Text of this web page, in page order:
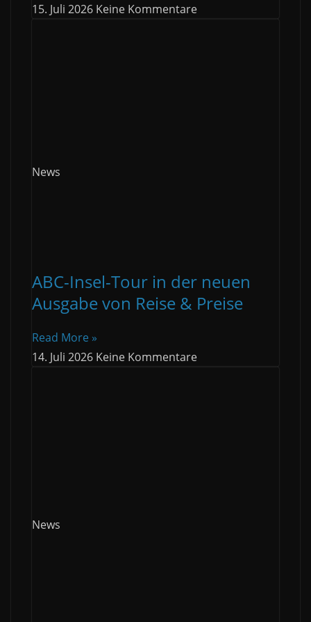
15. Juli 2026 Keine Kommentare
News
ABC-Insel-Tour in der neuen
Ausgabe von Reise & Preise
Read More »
14. Juli 2026 Keine Kommentare
News